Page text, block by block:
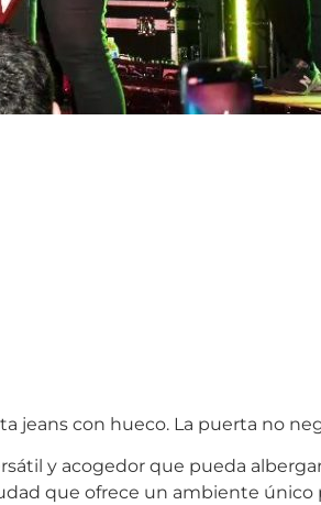
jeans con hueco. La puerta no
y acogedor que pueda
que ofrece un ambiente